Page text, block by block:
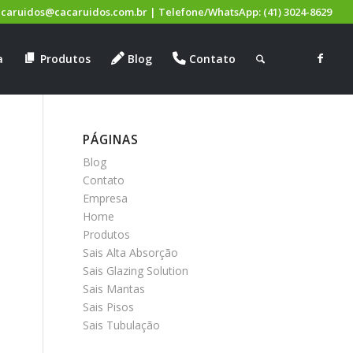
| Telefone/WhatsApp: (41) 3024-8629
Produtos Blog Contato
PÁGINAS
Blog
Contato
Empresa
Home
Produtos
Sais Alta Absorção
Sais Glazing Solution
Sais Mantas
Sais Pisos
Sais Tubulação